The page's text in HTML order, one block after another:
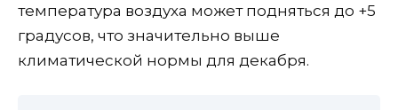
температура воздуха может подняться до +5
градусов, что значительно выше
климатической нормы для декабря.